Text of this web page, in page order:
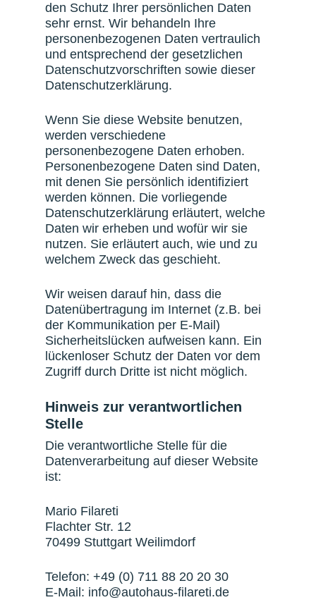
den Schutz Ihrer persönlichen Daten
sehr ernst. Wir behandeln Ihre
personenbezogenen Daten vertraulich
und entsprechend der gesetzlichen
Datenschutzvorschriften sowie dieser
Datenschutzerklärung.
Wenn Sie diese Website benutzen,
werden verschiedene
personenbezogene Daten erhoben.
Personenbezogene Daten sind Daten,
mit denen Sie persönlich identifiziert
werden können. Die vorliegende
Datenschutzerklärung erläutert, welche
Daten wir erheben und wofür wir sie
nutzen. Sie erläutert auch, wie und zu
welchem Zweck das geschieht.
Wir weisen darauf hin, dass die
Datenübertragung im Internet (z.B. bei
der Kommunikation per E-Mail)
Sicherheitslücken aufweisen kann. Ein
lückenloser Schutz der Daten vor dem
Zugriff durch Dritte ist nicht möglich.
Hinweis zur verantwortlichen
Stelle
Die verantwortliche Stelle für die
Datenverarbeitung auf dieser Website
ist:
Mario Filareti
Flachter Str. 12
70499 Stuttgart Weilimdorf
Telefon: +49 (0) 711 88 20 20 30
E-Mail: info@autohaus-filareti.de